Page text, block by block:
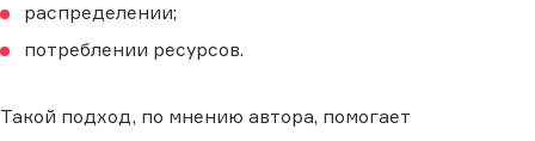
распределении;
потреблении ресурсов.
Такой подход, по мнению автора, помогает